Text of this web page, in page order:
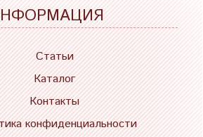
Статьи
Каталог
Контакты
конфиденциальности